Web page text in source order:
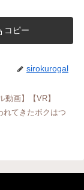
コピー
sirokurogal
動画】【VR】
れてきたボクはつ